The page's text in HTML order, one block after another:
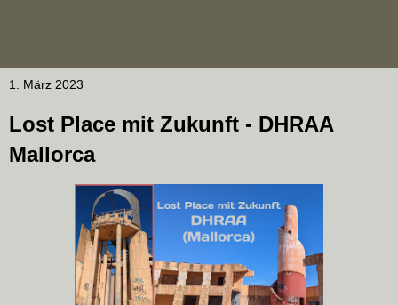
1. März 2023
Lost Place mit Zukunft - DHRAA
Mallorca